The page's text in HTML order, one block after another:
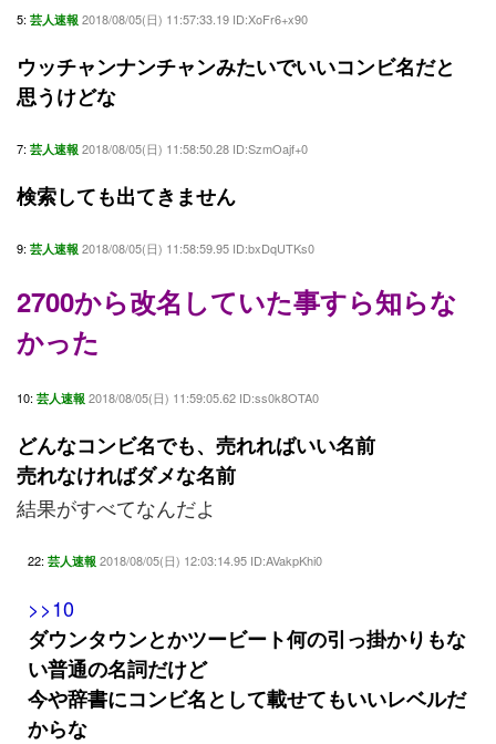
5: 芸人速報 2018/08/05(日) 11:57:33.19 ID:XoFr6+x90
ウッチャンナンチャンみたいでいいコンビ名だと
思うけどな
7: 芸人速報 2018/08/05(日) 11:58:50.28 ID:SzmOajf+0
検索しても出てきません
9: 芸人速報 2018/08/05(日) 11:58:59.95 ID:bxDqUTKs0
2700から改名していた事すら知らな
かった
10: 芸人速報 2018/08/05(日) 11:59:05.62 ID:ss0k8OTA0
どんなコンビ名でも、売れればいい名前
売れなければダメな名前
結果がすべてなんだよ
22: 芸人速報 2018/08/05(日) 12:03:14.95 ID:AVakpKhi0
>>10
ダウンタウンとかツービート何の引っ掛かりもな
い普通の名詞だけど
今や辞書にコンビ名として載せてもいいレベルだ
からな